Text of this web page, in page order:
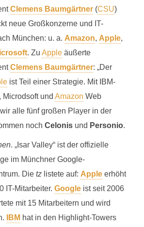
Clemens Baumgärtner (CSU)
neue Großkonzerne und IT-
München: u. a. Amazon, Apple,
. Zu Appleäußerte
Clemens Baumgärtner: „Der
ist Teil einer Strategie. Mit IBM-
Microdsoft und Amazon Web
alle fünf großen Player in der
noch Celonisund Personio.
. „Isar Valley“ ist der offizielle
im Münchner Google-
Die tzlistete auf: Appleerhöht
IT-Mitarbeiter. Googleist seit 2006
mit 15 Mitarbeitern und wird
IBM hat in den Highlight-Towers